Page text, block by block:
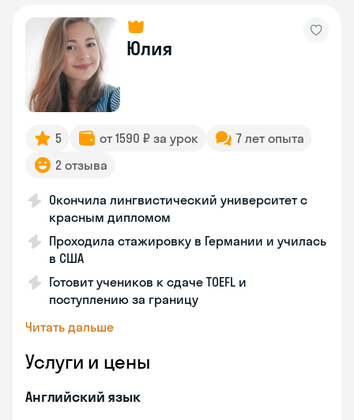
Юлия
5 от 1590 ₽ за урок
7 лет опыта
2 отзыва
Окончила лингвистический университет с
красным дипломом
Проходила стажировку в Германии и училась
в США
Готовит учеников к сдаче TOEFL и
поступлению за границу
Читать дальше
Услуги и цены
Английский язык